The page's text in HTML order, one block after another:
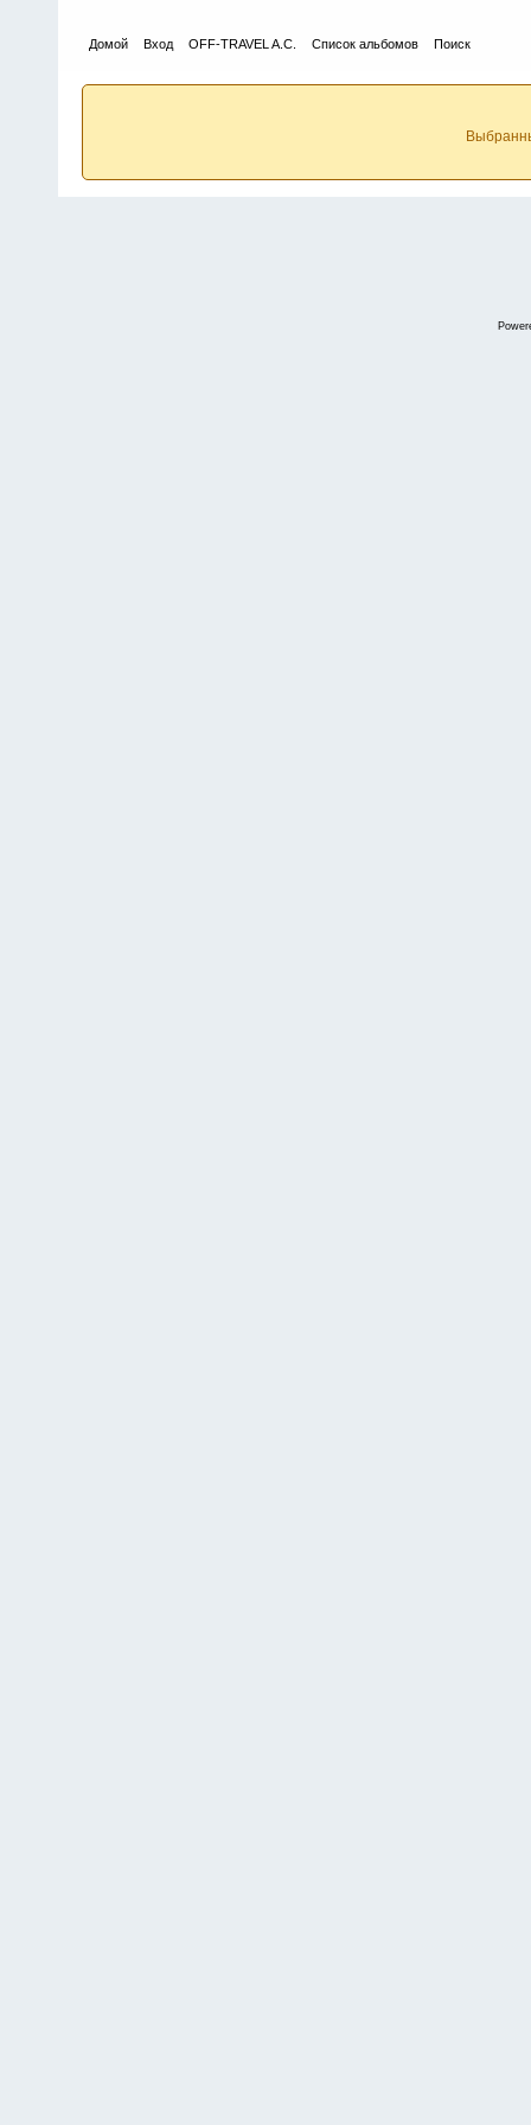
Домой Вход OFF-TRAVEL A.C. Список альбомов Поиск